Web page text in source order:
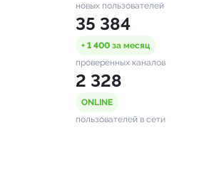
новых пользователей
35 384
+ 1 400 за месяц
проверенных каналов
2 328
ONLINE
пользователей в сети